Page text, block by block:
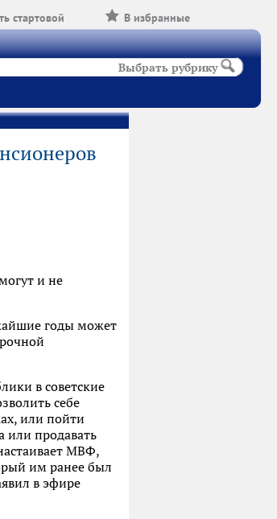
В избранные
стартовой
Выбрать рубрику
и не
годы может
в советские
себе
или пойти
или продавать
МВФ,
им ранее был
в эфире